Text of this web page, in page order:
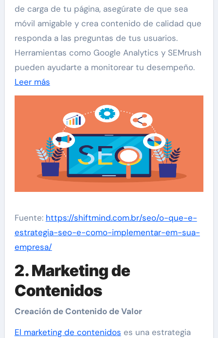
de carga de tu página, asegúrate de que sea
móvil amigable y crea contenido de calidad que
responda a las preguntas de tus usuarios.
Herramientas como Google Analytics y SEMrush
pueden ayudarte a monitorear tu desempeño.
Leer más
Fuente: https://shiftmind.com.br/seo/o-que-e-
estrategia-seo-e-como-implementar-em-sua-
empresa/
2. Marketing de
Contenidos
Creación de Contenido de Valor
El marketing de contenidos es una estrategia